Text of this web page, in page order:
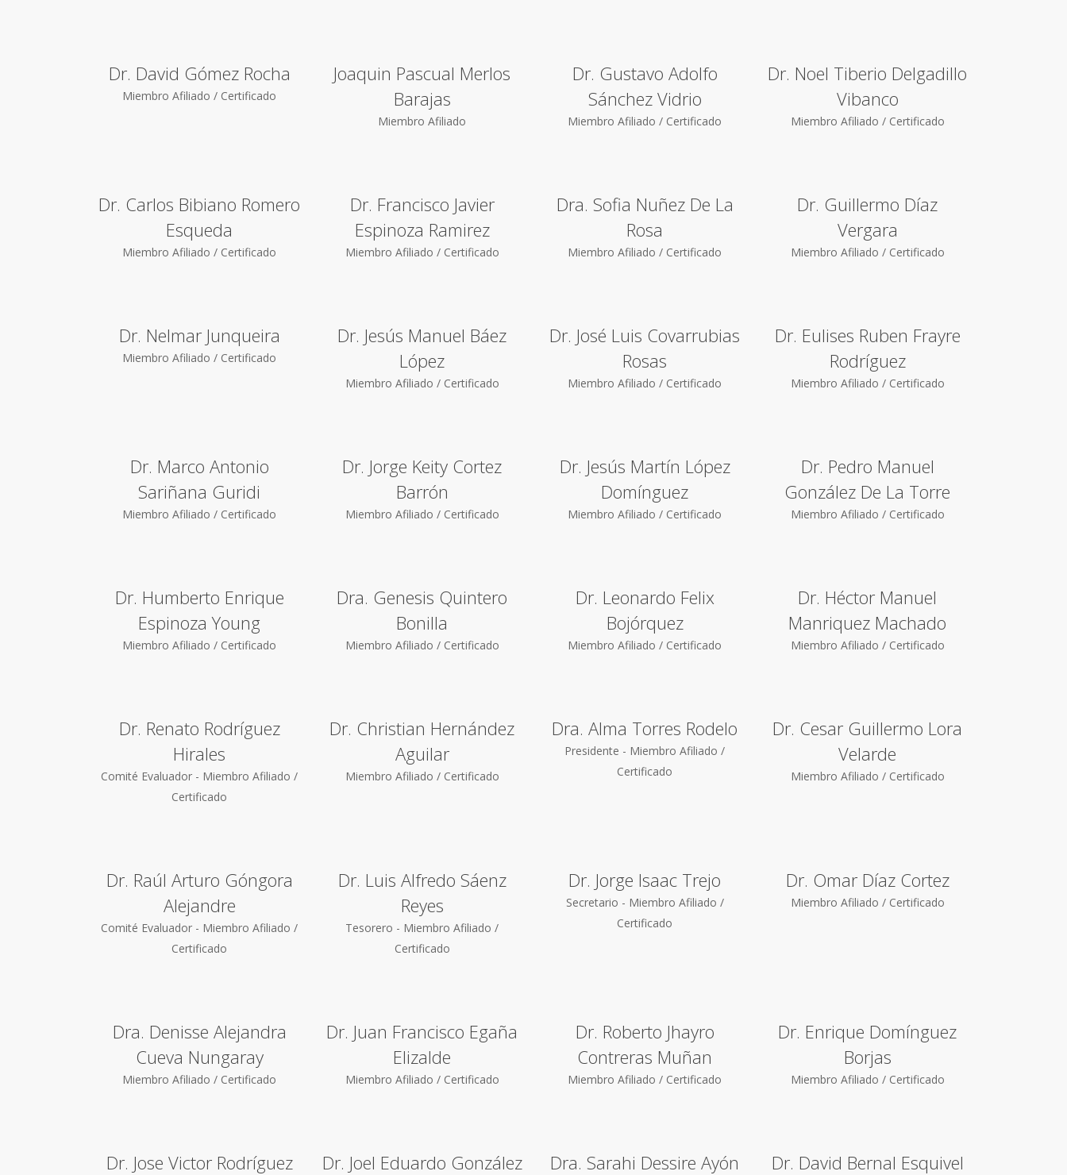
Dr. David Gómez Rocha
Miembro Afiliado / Certificado
Joaquin Pascual Merlos
Barajas
Miembro Afiliado
Dr. Gustavo Adolfo
Sánchez Vidrio
Miembro Afiliado / Certificado
Dr. Noel Tiberio Delgadillo
Vibanco
Miembro Afiliado / Certificado
Dr. Carlos Bibiano Romero
Esqueda
Miembro Afiliado / Certificado
Dr. Francisco Javier
Espinoza Ramirez
Miembro Afiliado / Certificado
Dra. Sofia Nuñez De La
Rosa
Miembro Afiliado / Certificado
Dr. Guillermo Díaz
Vergara
Miembro Afiliado / Certificado
Dr. Nelmar Junqueira
Miembro Afiliado / Certificado
Dr. Jesús Manuel Báez
López
Miembro Afiliado / Certificado
Dr. José Luis Covarrubias
Rosas
Miembro Afiliado / Certificado
Dr. Eulises Ruben Frayre
Rodríguez
Miembro Afiliado / Certificado
Dr. Marco Antonio
Sariñana Guridi
Miembro Afiliado / Certificado
Dr. Jorge Keity Cortez
Barrón
Miembro Afiliado / Certificado
Dr. Jesús Martín López
Domínguez
Miembro Afiliado / Certificado
Dr. Pedro Manuel
González De La Torre
Miembro Afiliado / Certificado
Dr. Humberto Enrique
Espinoza Young
Miembro Afiliado / Certificado
Dra. Genesis Quintero
Bonilla
Miembro Afiliado / Certificado
Dr. Leonardo Felix
Bojórquez
Miembro Afiliado / Certificado
Dr. Héctor Manuel
Manriquez Machado
Miembro Afiliado / Certificado
Dr. Renato Rodríguez
Hirales
Comité Evaluador - Miembro Afiliado /
Certificado
Dr. Christian Hernández
Aguilar
Miembro Afiliado / Certificado
Dra. Alma Torres Rodelo
Presidente - Miembro Afiliado /
Certificado
Dr. Cesar Guillermo Lora
Velarde
Miembro Afiliado / Certificado
Dr. Raúl Arturo Góngora
Alejandre
Comité Evaluador - Miembro Afiliado /
Certificado
Dr. Luis Alfredo Sáenz
Reyes
Tesorero - Miembro Afiliado /
Certificado
Dr. Jorge Isaac Trejo
Secretario - Miembro Afiliado /
Certificado
Dr. Omar Díaz Cortez
Miembro Afiliado / Certificado
Dra. Denisse Alejandra
Cueva Nungaray
Miembro Afiliado / Certificado
Dr. Juan Francisco Egaña
Elizalde
Miembro Afiliado / Certificado
Dr. Roberto Jhayro
Contreras Muñan
Miembro Afiliado / Certificado
Dr. Enrique Domínguez
Borjas
Miembro Afiliado / Certificado
Dr. Jose Victor Rodríguez
Dr. Joel Eduardo González
Dra. Sarahi Dessire Ayón
Dr. David Bernal Esquivel